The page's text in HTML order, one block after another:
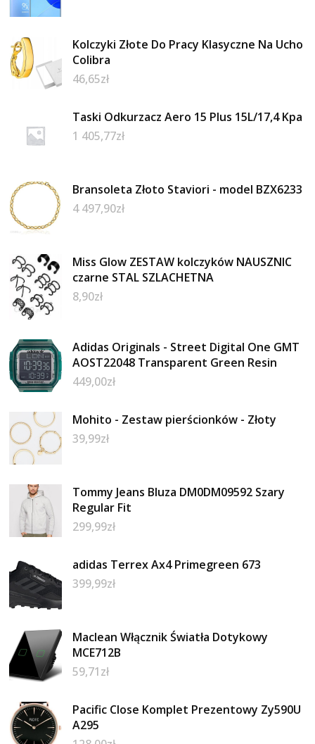
Kolczyki Złote Do Pracy Klasyczne Na Ucho
Colibra
46,65zł
Taski Odkurzacz Aero 15 Plus 15L/17,4 Kpa
1 405,77zł
Bransoleta Złoto Staviori - model BZX6233
4 497,90zł
Miss Glow ZESTAW kolczyków NAUSZNIC
czarne STAL SZLACHETNA
8,90zł
Adidas Originals - Street Digital One GMT
AOST22048 Transparent Green Resin
449,00zł
Mohito - Zestaw pierścionków - Złoty
39,99zł
Tommy Jeans Bluza DM0DM09592 Szary
Regular Fit
299,99zł
adidas Terrex Ax4 Primegreen 673
399,99zł
Maclean Włącznik Światła Dotykowy
MCE712B
59,71zł
Pacific Close Komplet Prezentowy Zy590U
A295